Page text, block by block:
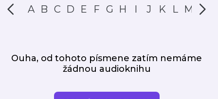
A B C D E F G H I J K L M N
Ouha, od tohoto písmene zatím nemáme
žádnou audioknihu